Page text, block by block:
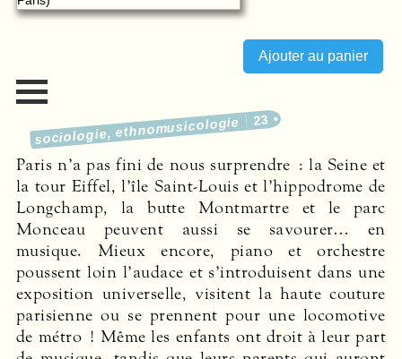
sociologie, ethnomusicologie 23
Paris n’a pas fini de nous surprendre : la Seine et
la tour Eiffel, l’île Saint-Louis et l’hippodrome de
Longchamp, la butte Montmartre et le parc
Monceau peuvent aussi se savourer… en
musique. Mieux encore, piano et orchestre
poussent loin l’audace et s’introduisent dans une
exposition universelle, visitent la haute couture
parisienne ou se prennent pour une locomotive
de métro ! Même les enfants ont droit à leur part